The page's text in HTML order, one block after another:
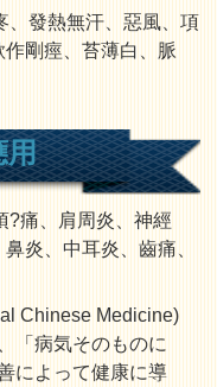
、發熱無汗、惡風、項
剛痙、苔薄白、脈
用
?痛、肩周炎、神經
炎、中耳炎、齒痛、
Chinese Medicine)
「病気そのものに
によって健康に導